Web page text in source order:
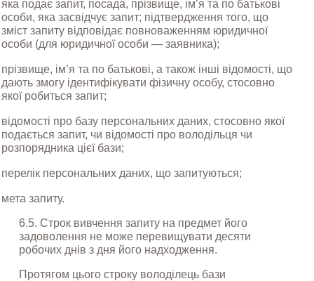
яка подає запит, посада, прізвище, ім’я та по батькові
особи, яка засвідчує запит; підтвердження того, що
зміст запиту відповідає повноваженням юридичної
особи (для юридичної особи — заявника);
прізвище, ім’я та по батькові, а також інші відомості, що
дають змогу ідентифікувати фізичну особу, стосовно
якої робиться запит;
відомості про базу персональних даних, стосовно якої
подається запит, чи відомості про володільця чи
розпорядника цієї бази;
перелік персональних даних, що запитуються;
мета запиту.
6.5. Строк вивчення запиту на предмет його
задоволення не може перевищувати десяти
робочих днів з дня його надходження.
Протягом цього строку володілець бази